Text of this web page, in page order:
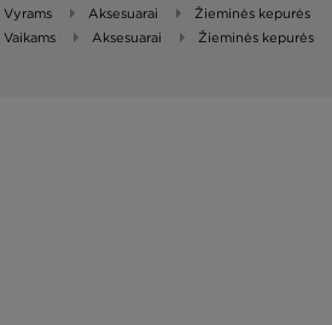
Vyrams
Aksesuarai
Žieminės kepurės
Vaikams
Aksesuarai Žieminės kepurės